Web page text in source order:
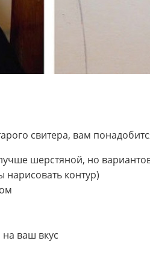
свитера, вам
шерстяной, но
контур)
ваш вкус